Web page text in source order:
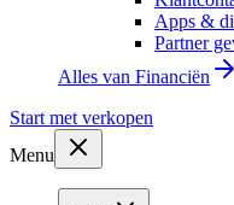
Apps &
Partner
Alles van Financiën
Start met verkopen
Menu